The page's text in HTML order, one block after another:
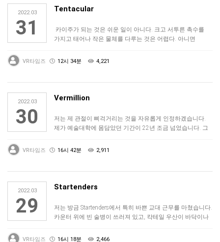
2022.03
31
Tentacular
카이주가 되는 것은 쉬운 일이 아니다. 크고 서투른 촉수를
가지고 태어나 작은 물체를 다루는 것은 어렵다. 아니면
VR타임즈 12시 34분 4,221
2022.03
30
Vermillion
저는 제 관절이 삐걱거리는 것을 자유롭게 인정하겠습니다.
제가 예술대학에 몸담았던 기간이 22년 조금 넘었습니다. 그
VR타임즈 16시 42분 2,911
2022.03
29
Startenders
저는 방금 Startenders에서 특히 바쁜 교대 근무를 마쳤습니다.
카운터 위에 빈 술병이 쓰러져 있고, 칵테일 우산이 바닥이나
VR타임즈 16시 18분 2,466